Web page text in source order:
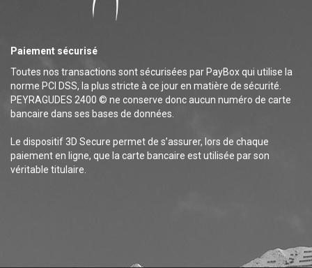
Paiement sécurisé
Toutes nos transactions sont sécurisées par PayBox qui utilise la
norme PCI DSS, la plus stricte à ce jour en matière de sécurité.
PEYRAGUDES 2400 © ne conserve donc aucun numéro de carte
bancaire dans ses bases de données.
Le dispositif 3D Secure permet de s’assurer, lors de chaque
paiement en ligne, que la carte bancaire est utilisée par son
véritable titulaire.